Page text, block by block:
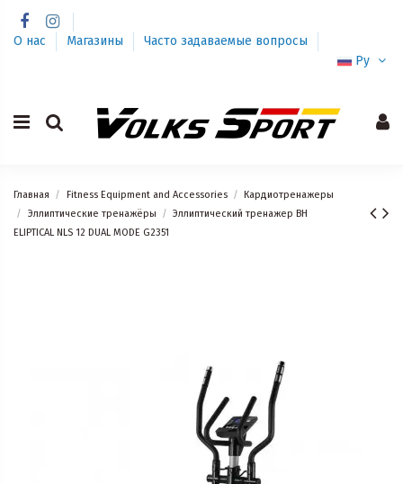
О нас Магазины
Часто задаваемые вопросы
Ру
Главная Fitness Equipment and Accessories
Кардиотренажеры
Эллиптические тренажёры
Эллиптический тренажер BH
ELIPTICAL NLS 12 DUAL MODE G2351